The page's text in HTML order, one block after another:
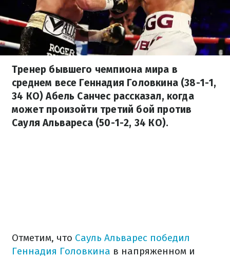
Тренер бывшего чемпиона мира в
среднем весе Геннадия Головкина (38-1-1,
34 КО) Абель Санчес рассказал, когда
может произойти третий бой против
Сауля Альвареса (50-1-2, 34 КО).
Отметим, что Сауль Альварес победил
Геннадия Головкина в напряженном и